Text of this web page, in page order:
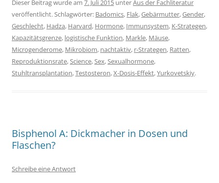
Dieser Beitrag wurde am 7. Juli 2015 unterAus der Fachliteratur
veröffentlicht. Schlagwörter: Badomics, Flak,Gebärmutter,Gender,
Geschlecht, Hadza, Harvard, Hormone, Immunsystem, K-Strategen,
Kapazitätsgrenze, logistische Funktion, Markle, Mäuse,
Microgenderome, Mikrobiom, nachtaktiv, r-Strategen, Ratten,
Reproduktionsrate,Science,Sex,Sexualhormone,
Stuhltransplantation,Testosteron,X-Dosis-Effekt,Yurkovetskiy.
Bisphenol A: Dickmacher in Dosen und
Flaschen?
Schreibe eine Antwort